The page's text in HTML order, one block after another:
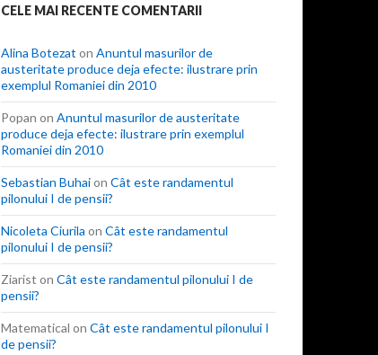
CELE MAI RECENTE COMENTARII
Alina Botezat on Anuntul masurilor de
austeritate produce deja efecte: ilustrare prin
exemplul Romaniei din 2010
Popan on Anuntul masurilor de austeritate
produce deja efecte: ilustrare prin exemplul
Romaniei din 2010
Sebastian Buhaion Cât este randamentul
pilonului I de pensii?
Nicoleta Ciurila on Cât este randamentul
pilonului I de pensii?
Ziarist on Cât este randamentul pilonului I de
pensii?
Matematical on Cât este randamentul pilonului I
de pensii?